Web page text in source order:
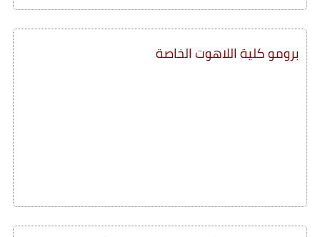
برومو كلية اللاهوت الخاصة